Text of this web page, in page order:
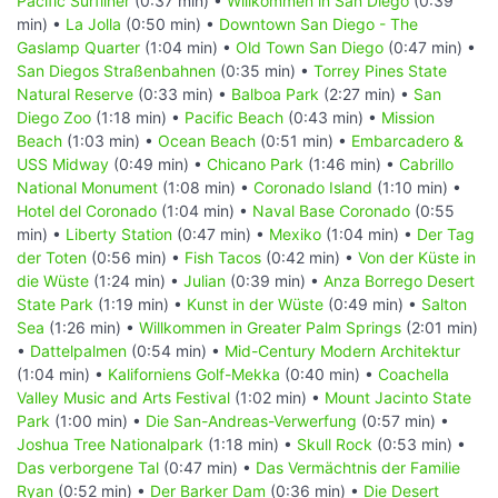
min) • La Jolla (0:50 min) • Downtown San Diego - The
Gaslamp Quarter (1:04 min) • Old Town San Diego (0:47 min) •
San Diegos Straßenbahnen (0:35 min) • Torrey Pines State
Natural Reserve (0:33 min) • Balboa Park (2:27 min) • San
Diego Zoo (1:18 min) • Pacific Beach (0:43 min) • Mission
Beach (1:03 min) • Ocean Beach (0:51 min) • Embarcadero &
USS Midway (0:49 min) • Chicano Park (1:46 min) • Cabrillo
National Monument (1:08 min) • Coronado Island (1:10 min) •
Hotel del Coronado (1:04 min) • Naval Base Coronado (0:55
min) • Liberty Station (0:47 min) • Mexiko (1:04 min) • Der Tag
der Toten (0:56 min) • Fish Tacos (0:42 min) • Von der Küste in
die Wüste (1:24 min) • Julian (0:39 min) • Anza Borrego Desert
State Park (1:19 min) • Kunst in der Wüste (0:49 min) • Salton
Sea (1:26 min) • Willkommen in Greater Palm Springs (2:01 min)
• Dattelpalmen (0:54 min) • Mid-Century Modern Architektur
(1:04 min) • Kaliforniens Golf-Mekka (0:40 min) • Coachella
Valley Music and Arts Festival (1:02 min) • Mount Jacinto State
Park (1:00 min) • Die San-Andreas-Verwerfung (0:57 min) •
Joshua Tree Nationalpark (1:18 min) • Skull Rock (0:53 min) •
Das verborgene Tal (0:47 min) • Das Vermächtnis der Familie
Ryan (0:52 min) • Der Barker Dam (0:36 min) • Die Desert